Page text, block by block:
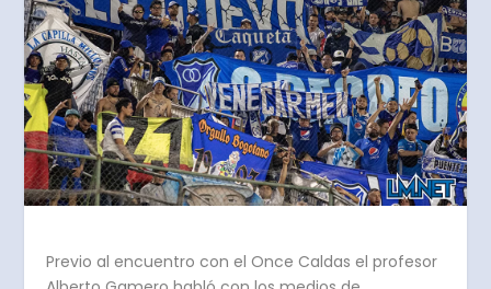
Previo al encuentro con el Once Caldas el profesor